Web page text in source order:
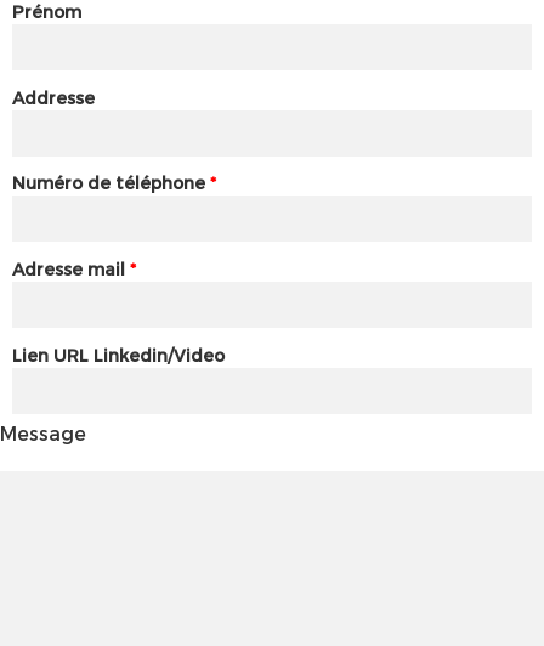
Prénom
Addresse
Numéro de téléphone *
Adresse mail *
Lien URL Linkedin/Video
Message